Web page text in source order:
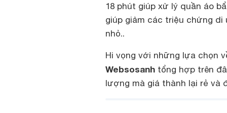
18 phút giúp xử lý quần áo
giúp giảm các triệu chứng
nhỏ..
Hi vọng với những lựa chọn
Websosanh tổng hợp trên
lượng mà giá thành lại rẻ và